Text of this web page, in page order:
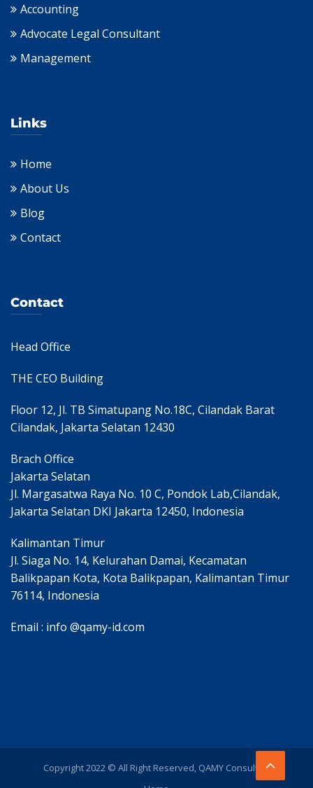
Accounting
Advocate Legal Consultant
Management
Links
Home
About Us
Blog
Contact
Contact
Head Office
THE CEO Building
Floor 12, Jl. TB Simatupang No.18C, Cilandak Barat
Cilandak, Jakarta Selatan 12430
Brach Office
Jakarta Selatan
Jl. Margasatwa Raya No. 10 C, Pondok Lab,Cilandak,
Jakarta Selatan DKI Jakarta 12450, Indonesia
Kalimantan Timur
Jl. Siaga No. 14, Kelurahan Damai, Kecamatan
Balikpapan Kota, Kota Balikpapan, Kalimantan Timur
76114, Indonesia
Email : info @qamy-id.com
Copyright 2022 © All Right Reserved, QAMY Consulting